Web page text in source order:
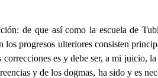
de que así como la escuela de
progresos ulteriores consisten
es y debe ser, a mi juicio,
y de los dogmas, ha sido y es